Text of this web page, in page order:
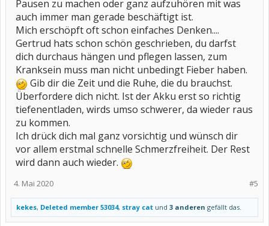
Pausen zu machen oder ganz aufzuhören mit was
auch immer man gerade beschäftigt ist.
Mich erschöpft oft schon einfaches Denken....
Gertrud hats schon schön geschrieben, du darfst
dich durchaus hängen und pflegen lassen, zum
Kranksein muss man nicht unbedingt Fieber haben.
Gib dir die Zeit und die Ruhe, die du brauchst.
Überfordere dich nicht. Ist der Akku erst so richtig
tiefenentladen, wirds umso schwerer, da wieder raus
zu kommen.
Ich drück dich mal ganz vorsichtig und wünsch dir
vor allem erstmal schnelle Schmerzfreiheit. Der Rest
wird dann auch wieder.
#5
4. Mai 2020
kekes, Deleted member 53034, stray cat und 3 anderen gefällt das.